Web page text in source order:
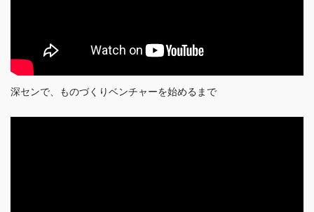
深センで、ものづくりベンチャーを始めるまで